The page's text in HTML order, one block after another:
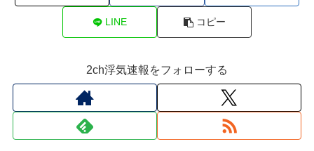
LINE コピー
2ch浮気速報をフォローする